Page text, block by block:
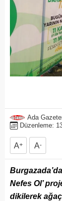
Ada
Düzenleme:
A+ A-
Nefes Ol’
dikilerek